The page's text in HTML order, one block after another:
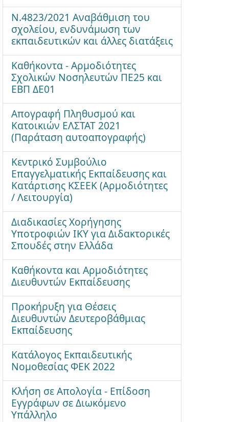
Ν.4823/2021 Αναβάθμιση του
σχολείου, ενδυνάμωση των
εκπαιδευτικών και άλλες διατάξεις
Καθήκοντα - Αρμοδιότητες
Σχολικών Νοσηλευτών ΠΕ25 και
ΕΒΠ ΔΕ01
Απογραφή Πληθυσμού και
Κατοικιών ΕΛΣΤΑΤ 2021
(Παράταση αυτοαπογραφής)
Κεντρικό Συμβούλιο
Επαγγελματικής Εκπαίδευσης και
Κατάρτισης ΚΣΕΕΚ (Αρμοδιότητες
/ Λειτουργία)
Διαδικασίες Χορήγησης
Υποτροφιών ΙΚΥ για Διδακτορικές
Σπουδές στην Ελλάδα
Καθήκοντα και Αρμοδιότητες
Διευθυντών Εκπαίδευσης
Προκήρυξη για Θέσεις
Διευθυντών Δευτεροβάθμιας
Εκπαίδευσης
Κατάλογος Εκπαιδευτικής
Νομοθεσίας ΦΕΚ 2022
Κλήση σε Απολογία - Επίδοση
Εγγράφων σε Διωκόμενο
Υπάλληλο